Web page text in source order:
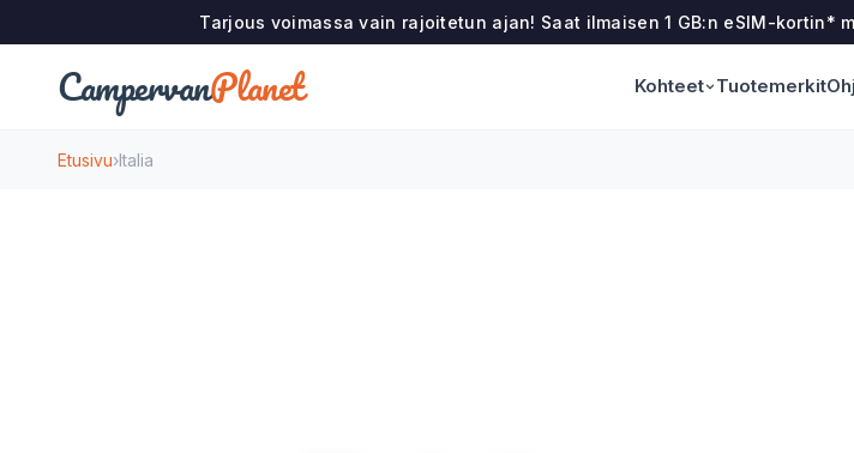
Tarjous voimassa vain rajoitetun ajan! Saat ilmaisen 1 GB:n eSIM-kortin*
CampervanPlanet Kohteet Tuotemerkit
Etusivu›Italia